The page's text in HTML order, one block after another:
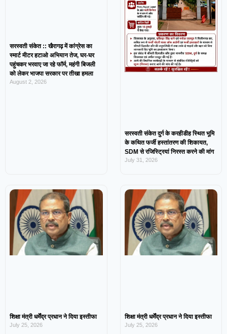
सरस्वती संकेत :: खैरागढ़ में कांग्रेस का
स्मार्ट मीटर हटाओ अभियान तेज, घर-घर
पहुंचकर भरवाए जा रहे फॉर्म, महंगी बिजली
को लेकर भाजपा सरकार पर तीखा हमला
August 2, 2026
सरस्वती संकेत दुर्ग के करहीडीह स्थित भूमि
के कथित फर्जी हस्तांतरण की शिकायत,
SDM से रजिस्ट्रियां निरस्त करने की मांग
July 31, 2026
शिक्षा मंत्री धर्मेंद्र प्रधान ने दिया इस्तीफा
July 25, 2026
शिक्षा मंत्री धर्मेंद्र प्रधान ने दिया इस्तीफा
July 25, 2026